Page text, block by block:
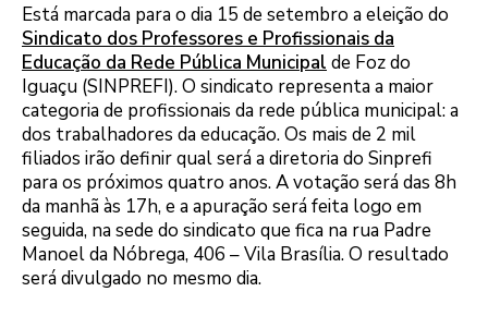
Está marcada para o dia 15 de setembro a eleição do
Sindicato dos Professores e Profissionais da
Educação da Rede Pública Municipal de Foz do
Iguaçu (SINPREFI). O sindicato representa a maior
categoria de profissionais da rede pública municipal: a
dos trabalhadores da educação. Os mais de 2 mil
filiados irão definir qual será a diretoria do Sinprefi
para os próximos quatro anos. A votação será das 8h
da manhã às 17h, e a apuração será feita logo em
seguida, na sede do sindicato que fica na rua Padre
Manoel da Nóbrega, 406 – Vila Brasília. O resultado
será divulgado no mesmo dia.